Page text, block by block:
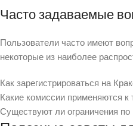
Часто задаваемые
Пользователи часто имеют
некоторые из наиболее
Как зарегистрироваться на
Какие комиссии применяются к
Существуют ли ограничения